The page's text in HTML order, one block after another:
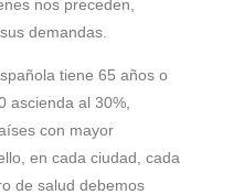
nos preceden,
demandas.
tiene 65 años o
ascienda al 30%,
con mayor
en cada ciudad, cada
de salud debemos